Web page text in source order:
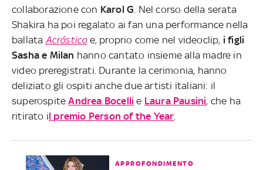
collaborazione con Karol G. Nel corso della serata
Shakira ha poi regalato ai fan una performance nella
ballata Acrósticoe, proprio come nel videoclip, i figli
Sasha e Milan hanno cantato insieme alla madre in
video preregistrati. Durante la cerimonia, hanno
deliziato gli ospiti anche due artisti italiani: il
superospiteAndrea Bocelli e Laura Pausini, che ha
ritirato il premio Person of the Year.
APPROFONDIMENTO